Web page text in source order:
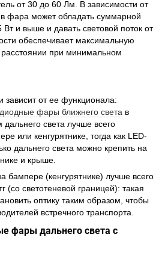
от 30 до 60 Лм. В зависимости от
фара может обладать суммарной
и выше и давать световой поток от
обеспечивает максимальную
при минимальном
зависит от ее функционала:
фары ближнего света в
света лучше всего
или кенгурятнике, тогда как LED-
дальнего света можно крепить на
и крыше.
бампере (кенгурятнике) лучше всего
(со светотеневой границей): такая
оптику таким образом, чтобы
встречного транспорта.
фары дальнего света с